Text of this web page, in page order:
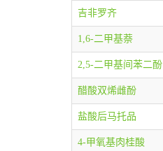
吉非罗齐
1,6-二甲基萘
2,5-二甲基间苯二酚
醋酸双烯雌酚
盐酸后马托品
4-甲氧基肉桂酸